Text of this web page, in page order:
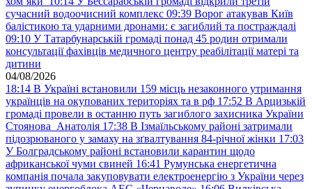
сучасний водоочисний комплекс 09:39 Ворог атакував Київ
балістикою та ударними дронами: є загиблий та постраждалі
09:10 У Татарбунарській громаді понад 45 родин отримали
консультації фахівців медичного центру реабілітації матері та
дитини
04/08/2026
18:14 В Україні встановили 159 місць незаконного утримання
українців на окупованих територіях та в рф 17:52 В Арцизькій
громаді провели в останню путь загиблого захисника України
Стоянова Анатолія 17:38 В Ізмаїльському районі затримали
підозрюваного у замаху на зґвалтування 84-річної жінки 17:03
У Болградському районі встановили карантин щодо
африканської чуми свиней 16:41 Румунська енергетична
компанія почала закуповувати електроенергію з України через